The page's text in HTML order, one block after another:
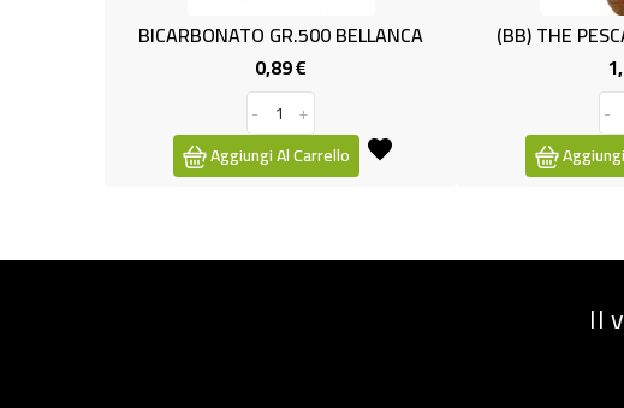
BICARBONATO GR.500 BELLANCA
0,89 €Prezzo
Aggiungi Al Carrello
(BB) THE
Aggiungi
Il